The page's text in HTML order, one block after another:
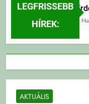
LEGFRISSEBB
HÍREK:
3
AKTUÁLIS